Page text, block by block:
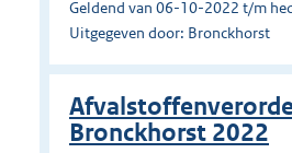
Geldend van 06-10-2022 t/m
Uitgegeven door: Bronckhorst
Bronckhorst 2022